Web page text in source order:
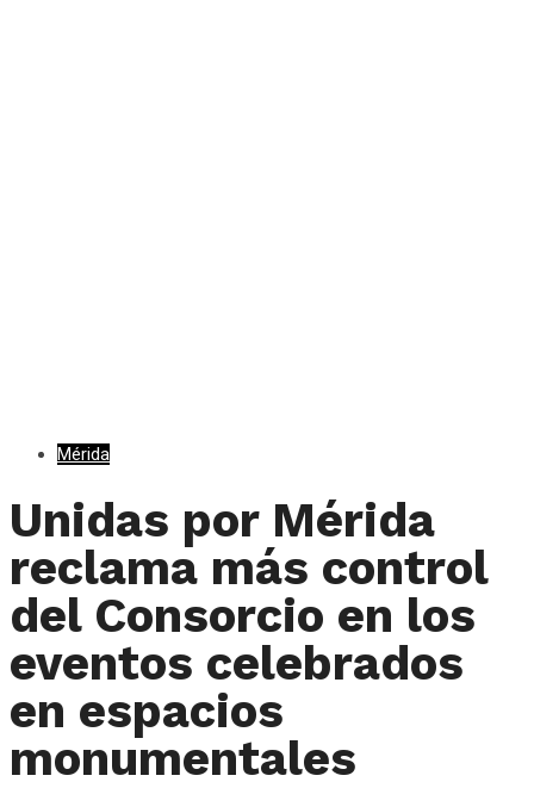
Mérida
Unidas por Mérida
reclama más control
del Consorcio en los
eventos celebrados
en espacios
monumentales